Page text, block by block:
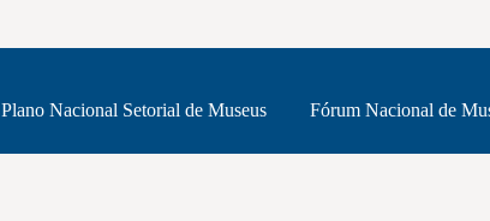
Plano Nacional Setorial de Museus Fórum Nacional de